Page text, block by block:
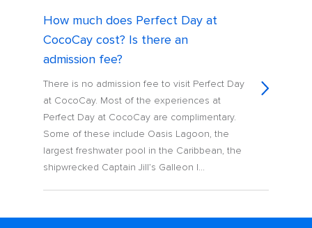
How much does Perfect Day at
CocoCay cost? Is there an
admission fee?
There is no admission fee to visit Perfect Day
at CocoCay. Most of the experiences at
Perfect Day at CocoCay are complimentary.
Some of these include Oasis Lagoon, the
largest freshwater pool in the Caribbean, the
shipwrecked Captain Jill’s Galleon l...